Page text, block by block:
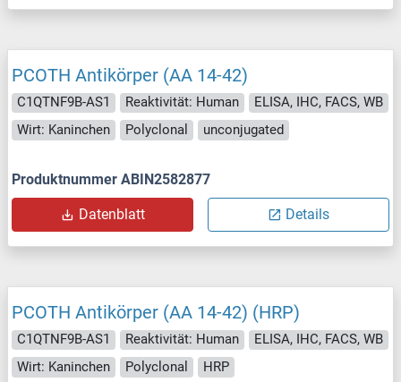
PCOTH Antikörper (AA 14-42)
C1QTNF9B-AS1 Reaktivität: Human
ELISA, IHC, FACS, WB
Wirt: Kaninchen
Polyclonal unconjugated
Produktnummer ABIN2582877
Datenblatt Details
PCOTH Antikörper (AA 14-42) (HRP)
C1QTNF9B-AS1 Reaktivität: Human
ELISA, IHC, FACS, WB
Wirt: Kaninchen
Polyclonal HRP